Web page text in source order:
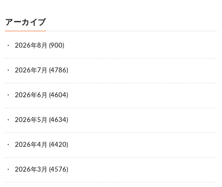
アーカイブ
2026年8月 (900)
2026年7月 (4786)
2026年6月 (4604)
2026年5月 (4634)
2026年4月 (4420)
2026年3月 (4576)